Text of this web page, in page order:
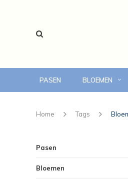
PASEN BLOEMEN
voor 14:00 uur besteld,
Home Tags
Pasen
Bloemen